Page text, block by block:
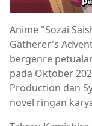
Anime "Sozai
Gatherer's
bergenre
pada Oktober
Production dan
novel ringan